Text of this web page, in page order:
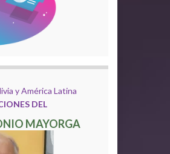
y América Latina
DEL
MAYORGA